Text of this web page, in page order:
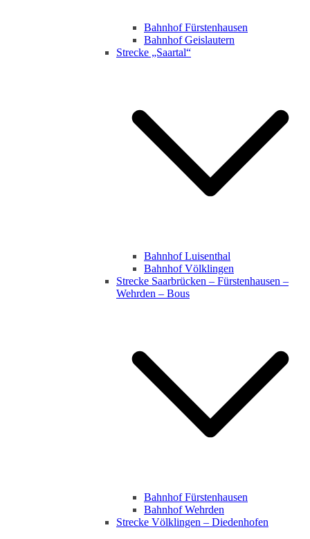
Bahnhof Fürstenhausen
Bahnhof Geislautern
Strecke „Saartal“
Bahnhof Luisenthal
Bahnhof Völklingen
Strecke Saarbrücken – Fürstenhausen –
Wehrden – Bous
Bahnhof Fürstenhausen
Bahnhof Wehrden
Strecke Völklingen – Diedenhofen